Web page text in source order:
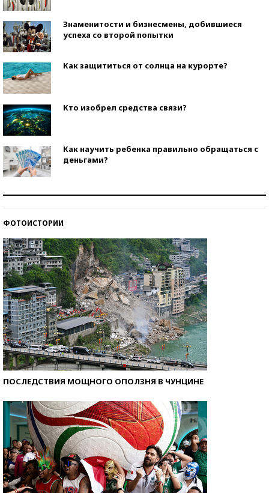
Знаменитости и бизнесмены, добившиеся
успеха со второй попытки
Как защититься от солнца на курорте?
Кто изобрел средства связи?
Как научить ребенка правильно обращаться с
деньгами?
ФОТОИСТОРИИ
ПОСЛЕДСТВИЯ МОЩНОГО ОПОЛЗНЯ В ЧУНЦИНЕ